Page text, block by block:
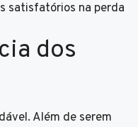
satisfatórios na perda
dos
Além de serem